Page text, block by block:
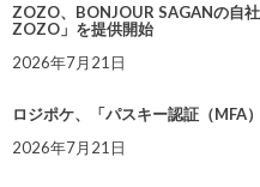
ZOZO、BONJOUR SAGANの自
ZOZO」を提供開始
2026年7月21日
ロジポケ、「パスキー認証（MFA
2026年7月21日